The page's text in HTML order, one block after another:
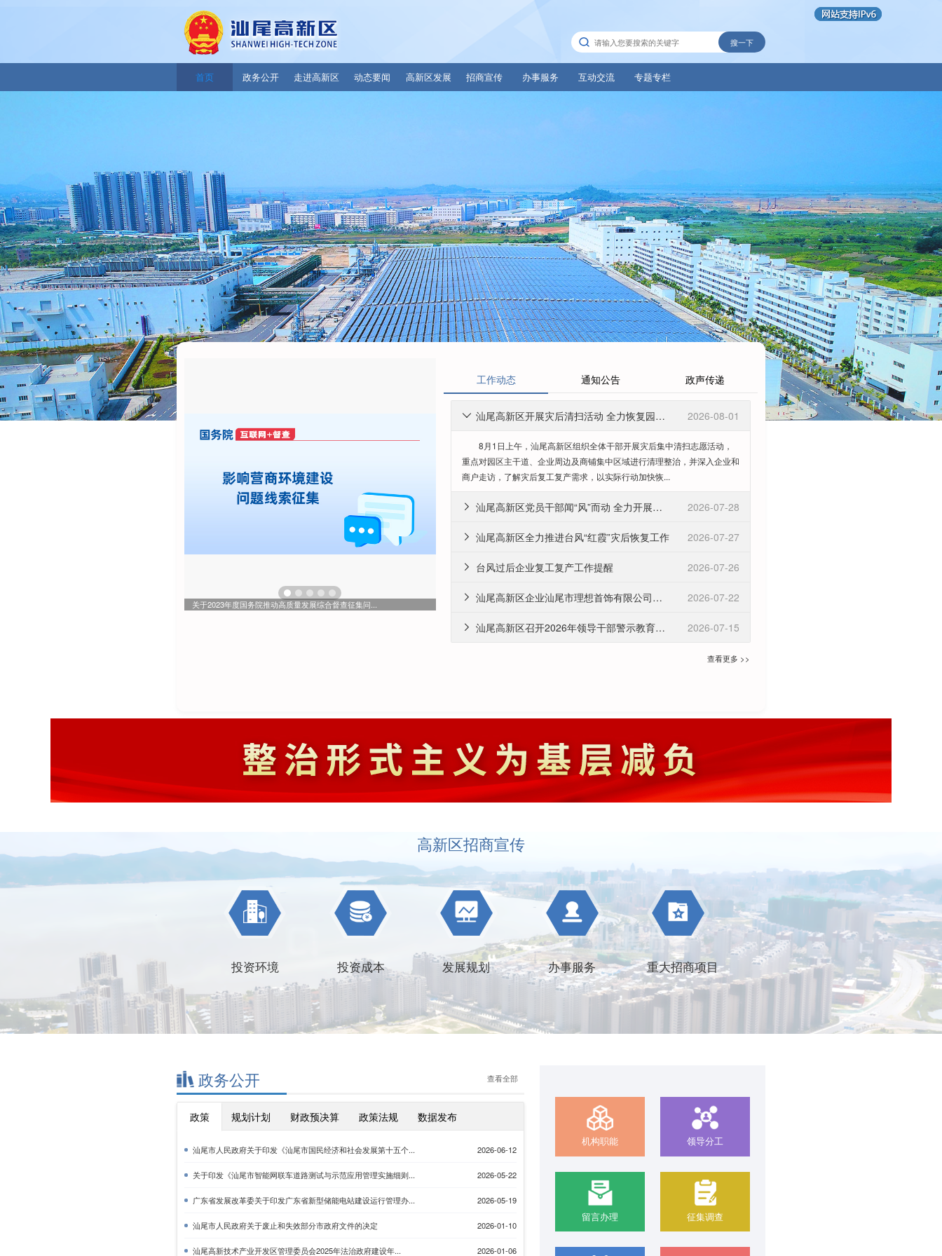
搜一下
首页 政务公开 走进高新区 动态要闻 高新区发展 招商宣传 办事服务 互动交流 专题专栏
关于2023年度国务院推动高质量发展综合督查征集问...
工作动态 通知公告 政声传递
汕尾高新区开展灾后清扫活动 全力恢复园区整洁有序环境 2026-08-01

8月1日上午，汕尾高新区组织全体干部开展灾后集中清扫志愿活动，
重点对园区主干道、企业周边及商铺集中区域进行清理整治，并深入企业和
商户走访，了解灾后复工复产需求，以实际行动加快恢...
汕尾高新区党员干部闻“风”而动 全力开展灾后环境整治 2026-07-28

汕尾高新区全力推进台风“红霞”灾后恢复工作 2026-07-27

台风过后企业复工复产工作提醒 2026-07-26

汕尾高新区企业汕尾市理想首饰有限公司荣获“汕尾市政府质量奖” 2026-07-22

汕尾高新区召开2026年领导干部警示教育会暨党章党规党纪教育培训班 2026-07-15

查看更多 >>
高新区招商宣传
投资环境 投资成本 发展规划 办事服务 重大招商项目
政务公开 查看全部
政策 规划计划 财政预决算 政策法规 数据发布
汕尾市人民政府关于印发《汕尾市国民经济和社会发展第十五个... 2026-06-12
关于印发《汕尾市智能网联车道路测试与示范应用管理实施细则... 2026-05-22
广东省发展改革委关于印发广东省新型储能电站建设运行管理办... 2026-05-19
汕尾市人民政府关于废止和失效部分市政府文件的决定 2026-01-10
汕尾高新技术产业开发区管理委员会2025年法治政府建设年... 2026-01-06
机构职能 领导分工
留言办理 征集调查